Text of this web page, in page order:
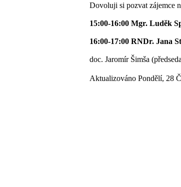
Dovoluji si pozvat zájemce
15:00-16:00 Mgr. Luděk
16:00-17:00 RNDr. Jana
doc. Jaromír Šimša
Aktualizováno Pondělí, 28